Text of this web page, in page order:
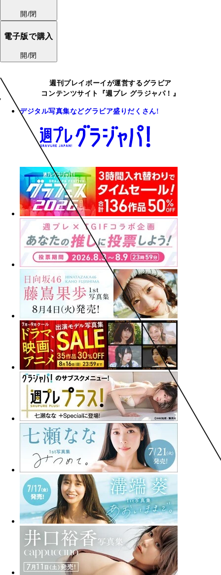
開/閉
電子版で購入
開/閉
週刊プレイボーイが運営するグラビア
コンテンツサイト『週プレ グラジャパ！』
デジタル写真集などグラビア盛りだくさん!